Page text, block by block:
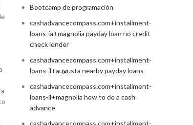
Bootcamp de programación
cashadvancecompass.com+installment-
loans-ia+magnolia payday loan no credit
check lender
cashadvancecompass.com+installment-
loans-il+augusta nearby payday loans
cashadvancecompass.com+installment-
loans-il+magnolia how to do a cash
advance